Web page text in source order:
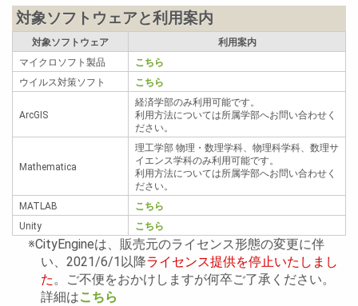
対象ソフトウェアと利用案内
対象ソフトウェア
利用案内
マイクロソフト製品
こちら
ウイルス対策ソフト
こちら
ArcGIS
経済学部のみ利用可能です。
利用方法については所属学部へお問い合わせく
ださい。
Mathematica
理工学部 物理・数理学科、物理科学科、数理サ
イエンス学科のみ利用可能です。
利用方法については所属学部へお問い合わせく
ださい。
MATLAB
こちら
Unity
こちら
※CityEngineは、販売元のライセンス形態の変更に伴
い、2021/6/1以降ライセンス提供を停止いたしまし
た。ご不便をおかけしますが何卒ご了承ください。
詳細はこちら